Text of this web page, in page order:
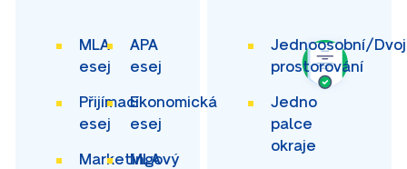
MLA
esej
APA
esej
Přijímací
esej
Ekonomická
esej
Marketingový
MLA
Jednoosobní/
prostorování
Jedno
palce
okraje